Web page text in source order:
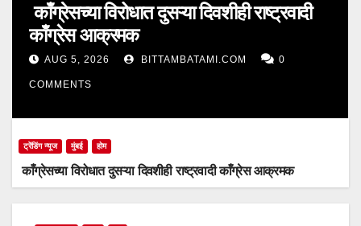
काँग्रेसच्या विरोधात दुसऱ्या दिवशीही राष्ट्रवादी
काँग्रेस आक्रमक
AUG 5, 2026 BITTAMBATAMI.COM 0
COMMENTS
ट्रेंडिंग न्यूज मुंबई होम
काँग्रेसच्या विरोधात दुसऱ्या दिवशीही राष्ट्रवादी काँग्रेस आक्रमक